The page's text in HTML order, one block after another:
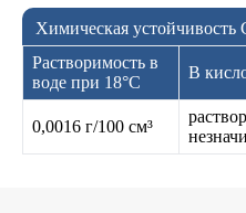
Химическая устойчивость
Растворимость в
воде при 18°C
В
0,0016 г/100 см³